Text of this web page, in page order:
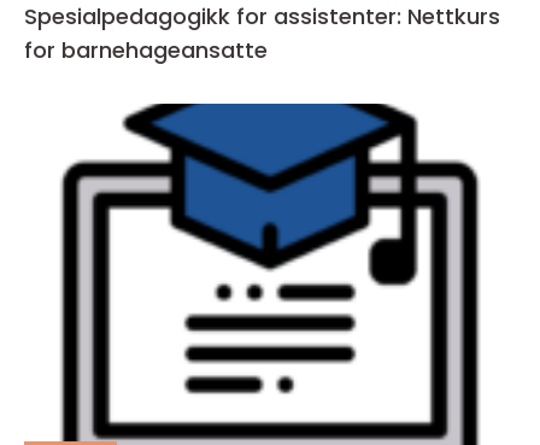
Spesialpedagogikk for assistenter: Nettkurs
for barnehageansatte